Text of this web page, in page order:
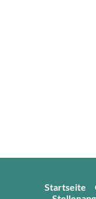
Startseite